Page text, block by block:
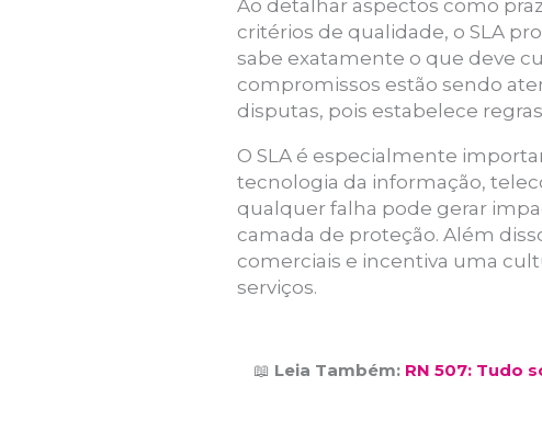
Ao detalhar aspectos como
critérios de qualidade, o SLA
sabe exatamente o que deve
compromissos estão sendo
disputas, pois estabelece
O SLA é especialmente
tecnologia da informação,
qualquer falha pode gerar
camada de proteção. Além
comerciais e incentiva uma
serviços.
📖 Leia Também: RN 507: Tudo